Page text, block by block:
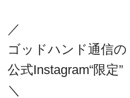
／
ゴッドハンド通信の
公式Instagram“限定”
＼